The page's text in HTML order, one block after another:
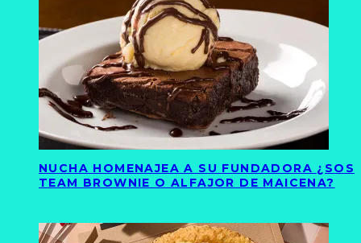
NUCHA HOMENAJEA A SU FUNDADORA ¿SOS
TEAM BROWNIE O ALFAJOR DE MAICENA?